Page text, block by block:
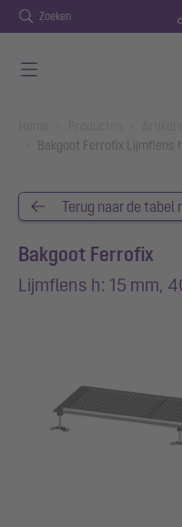
Zoeken
Bakgoot Ferrofix Lijmflens
Terug naar de tabel
Bakgoot Ferrofix
Lijmflens h: 15 mm,